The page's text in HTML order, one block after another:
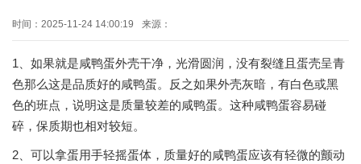
时间：2025-11-24 14:00:19 来源：
1、如果就是咸鸭蛋外壳干净，光滑圆润，没有裂缝且蛋壳呈青
色那么这是品质好的咸鸭蛋。反之如果外壳灰暗，有白色或黑
色的班点，说明这是质量较差的咸鸭蛋。这种咸鸭蛋容易碰
碎，保质期也相对较短。
2、可以拿蛋用手轻摇蛋体，质量好的咸鸭蛋应该有轻微的颤动